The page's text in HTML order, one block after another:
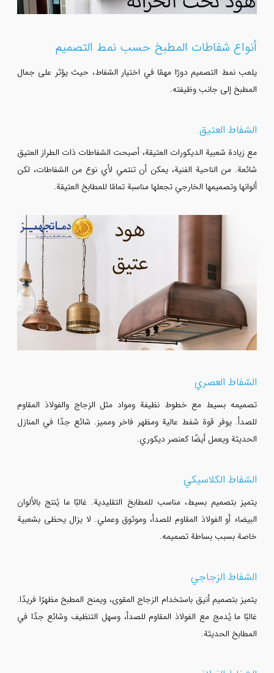
أنواع شفاطات المطبخ حسب نمط التصميم
يلعب نمط التصميم دورًا مهمًا في اختيار الشفاط، حيث يؤثر على جمال
المطبخ إلى جانب وظيفته.
الشفاط العتيق
مع زيادة شعبية الديكورات العتيقة، أصبحت الشفاطات ذات الطراز العتيق
شائعة. من الناحية الفنية، يمكن أن تنتمي لأي نوع من الشفاطات، لكن
ألوانها وتصميمها الخارجي تجعلها مناسبة تمامًا للمطابخ العتيقة.
الشفاط العصري
تصميمه بسيط مع خطوط نظيفة ومواد مثل الزجاج والفولاذ المقاوم
للصدأ. يوفر قوة شفط عالية ومظهر فاخر ومميز. شائع جدًا في المنازل
الحديثة ويعمل أيضًا كعنصر ديكوري.
الشفاط الكلاسيكي
يتميز بتصميم بسيط، مناسب للمطابخ التقليدية. غالبًا ما يُنتج بالألوان
البيضاء أو الفولاذ المقاوم للصدأ، وموثوق وعملي. لا يزال يحظى بشعبية
خاصة بسبب بساطة تصميمه.
الشفاط الزجاجي
يتميز بتصميم أنيق باستخدام الزجاج المقوى، ويمنح المطبخ مظهرًا فريدًا.
غالبًا ما يُدمج مع الفولاذ المقاوم للصدأ، وسهل التنظيف وشائع جدًا في
المطابخ الحديثة.